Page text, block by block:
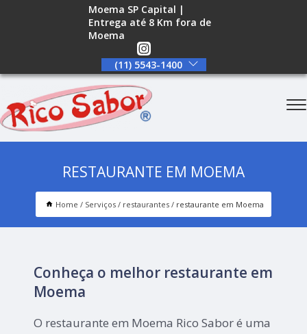
Moema SP Capital |
Entrega até 8 Km fora de
Moema
(11) 5543-1400
RESTAURANTE EM MOEMA
Home Serviços restaurantes restaurante em Moema
Conheça o melhor restaurante em
Moema
O restaurante em Moema Rico Sabor é uma